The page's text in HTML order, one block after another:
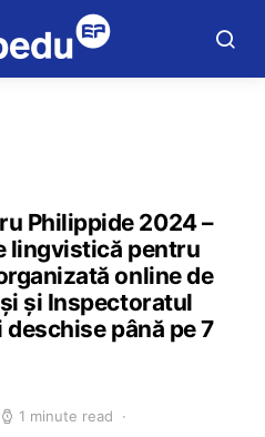
Philippide 2024 –
lingvistică pentru
online de
și Inspectoratul
până pe 7
1 minute read